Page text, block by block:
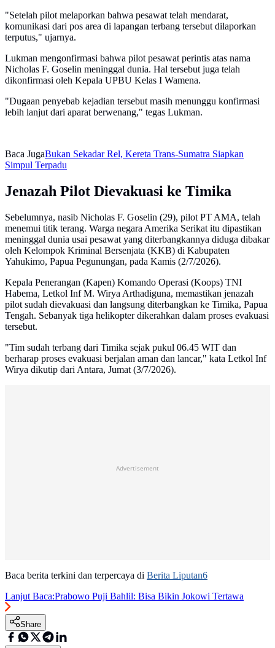
"Setelah pilot melaporkan bahwa pesawat telah mendarat,
komunikasi dari pos area di lapangan terbang tersebut dilaporkan
terputus," ujarnya.
Lukman mengonfirmasi bahwa pilot pesawat perintis atas nama
Nicholas F. Goselin meninggal dunia. Hal tersebut juga telah
dikonfirmasi oleh Kepala UPBU Kelas I Wamena.
"Dugaan penyebab kejadian tersebut masih menunggu konfirmasi
lebih lanjut dari aparat berwenang," tegas Lukman.
Baca JugaBukan Sekadar Rel, Kereta Trans-Sumatra Siapkan
Simpul Terpadu
Jenazah Pilot Dievakuasi ke Timika
Sebelumnya, nasib Nicholas F. Goselin (29), pilot PT AMA, telah
menemui titik terang. Warga negara Amerika Serikat itu dipastikan
meninggal dunia usai pesawat yang diterbangkannya diduga dibakar
oleh Kelompok Kriminal Bersenjata (KKB) di Kabupaten
Yahukimo, Papua Pegunungan, pada Kamis (2/7/2026).
Kepala Penerangan (Kapen) Komando Operasi (Koops) TNI
Habema, Letkol Inf M. Wirya Arthadiguna, memastikan jenazah
pilot sudah dievakuasi dan langsung diterbangkan ke Timika, Papua
Tengah. Sebanyak tiga helikopter dikerahkan dalam proses evakuasi
tersebut.
"Tim sudah terbang dari Timika sejak pukul 06.45 WIT dan
berharap proses evakuasi berjalan aman dan lancar," kata Letkol Inf
Wirya dikutip dari Antara, Jumat (3/7/2026).
Advertisement
Baca berita terkini dan terpercaya di Berita Liputan6
Lanjut Baca:Prabowo Puji Bahlil: Bisa Bikin Jokowi Tertawa
Share